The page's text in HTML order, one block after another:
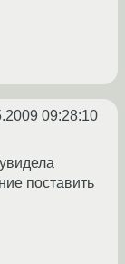
09:28:10
поставить